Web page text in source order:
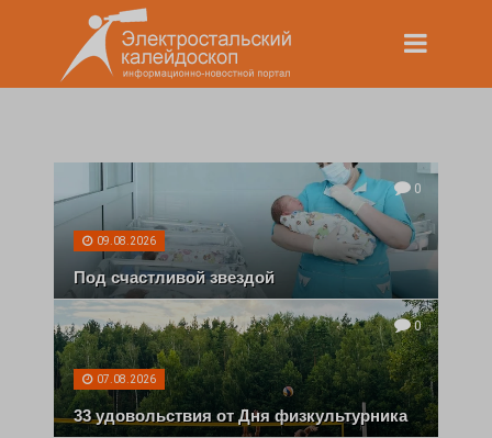
0
09.08.2026
Под счастливой звездой
0
07.08.2026
33 удовольствия от Дня физкультурника